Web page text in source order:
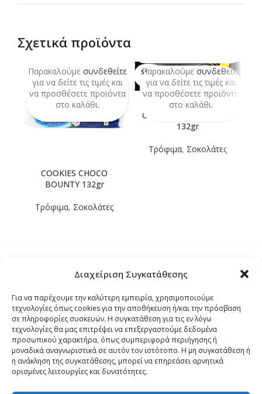
Διαχείριση Συγκατάθεσης
Για να παρέχουμε την καλύτερη εμπειρία, χρησιμοποιούμε
τεχνολογίες όπως cookies για την αποθήκευση ή/και την πρόσβαση
σε πληροφορίες συσκευών. Η συγκατάθεση για τις εν λόγω
τεχνολογίες θα μας επιτρέψει να επεξεργαστούμε δεδομένα
προσωπικού χαρακτήρα, όπως συμπεριφορά περιήγησης ή
μοναδικά αναγνωριστικά σε αυτόν τον ιστότοπο. Η μη συγκατάθεση ή
η ανάκληση της συγκατάθεσης, μπορεί να επηρεάσει αρνητικά
ορισμένες λειτουργίες και δυνατότητες.
Σχετικά προϊόντα
COOKIES CHOCO
BOUNTY 132gr
Τρόφιμα, Σοκολάτες
Παρακαλούμε συνδεθείτε
για να δείτε τις τιμές και
να προσθέσετε προϊόντα
στο καλάθι.
SOLD
OUT
COOKIES CHOCO MARS
132gr
Τρόφιμα, Σοκολάτες
Παρακαλούμε συνδεθείτε
για να δείτε τις τιμές και
να προσθέσετε προϊόντα
στο καλάθι.
Τρόποι Αποστολής
Τρόποι Αγοράς – Πληρωμής – Επιστρόφης
Όροι και Προϋποθέσεις
Δήλωση Απορρήτου